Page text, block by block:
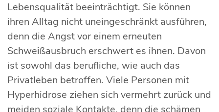
Lebensqualität beeinträchtigt. Sie können
ihren Alltag nicht uneingeschränkt ausführen,
denn die Angst vor einem erneuten
Schweißausbruch erschwert es ihnen. Davon
ist sowohl das berufliche, wie auch das
Privatleben betroffen. Viele Personen mit
Hyperhidrose ziehen sich vermehrt zurück und